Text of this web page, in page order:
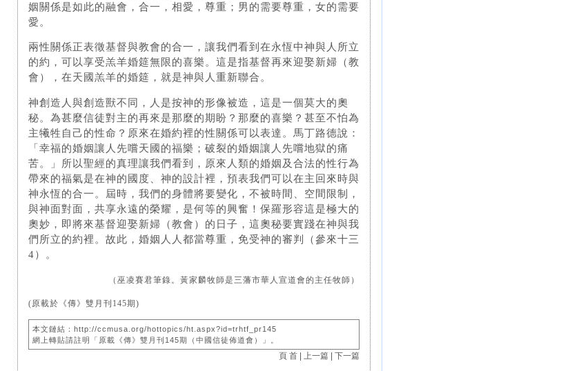
姻關係是如此的融會，合一，相愛，尊重；男的需要尊重，女的需要
愛。
兩性關係正表徵基督與教會的合一，讓我們看到在永恆中神與人所立
的約，可以享受羔羊婚筵無限的喜樂。這是指基督再來迎娶新婦（教
會），在天國羔羊的婚筵，就是神與人重新聯合。
神創造人與創造獸不同，人是按神的形像被造，這是一個莫大的奧
秘。為甚麼信徒對主的再來是那麼的期盼？那麼的喜樂？甚至不怕為
主犧牲自己的性命？原來在婚約裡的性關係可以表達。馬丁路德說：
「幸福的婚姻讓人先嚐天國的福樂；破裂的婚姻讓人先嚐地獄的痛
苦。」所以聖經的真理讓我們看到，原來人類的婚姻及合法的性行為
帶來的福氣是在神的國度、神的設計裡，預表我們可以在主回來時與
神永恆的合一。屆時，我們的身體將要變化，不被時間、空間限制，
與神面對面，共享永遠的榮耀，是何等的興奮！保羅形容這是極大的
奧妙，即將來基督迎娶新婦（教會）的日子，這奧秘要實踐在神與我
們所立的約裡。故此，婚姻人人都當尊重，免受神的審判（參來十三
4）。
（巫凌賽君筆錄。黃家麟牧師是三藩市華人宣道會的主任牧師）
(原載於《傳》雙月刊145期)
本文鏈結：http://ccmusa.org/hottopics/ht.aspx?id=trhtf_pr145
網上轉貼請註明「原載《傳》雙月刊145期（中國信徒佈道會）」。
頁 首 | 上一篇 |下一篇